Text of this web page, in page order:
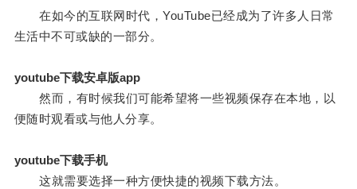
在如今的互联网时代，YouTube已经成为了许多人日常
生活中不可或缺的一部分。
youtube下载安卓版app
然而，有时候我们可能希望将一些视频保存在本地，以
便随时观看或与他人分享。
youtube下载手机
这就需要选择一种方便快捷的视频下载方法。